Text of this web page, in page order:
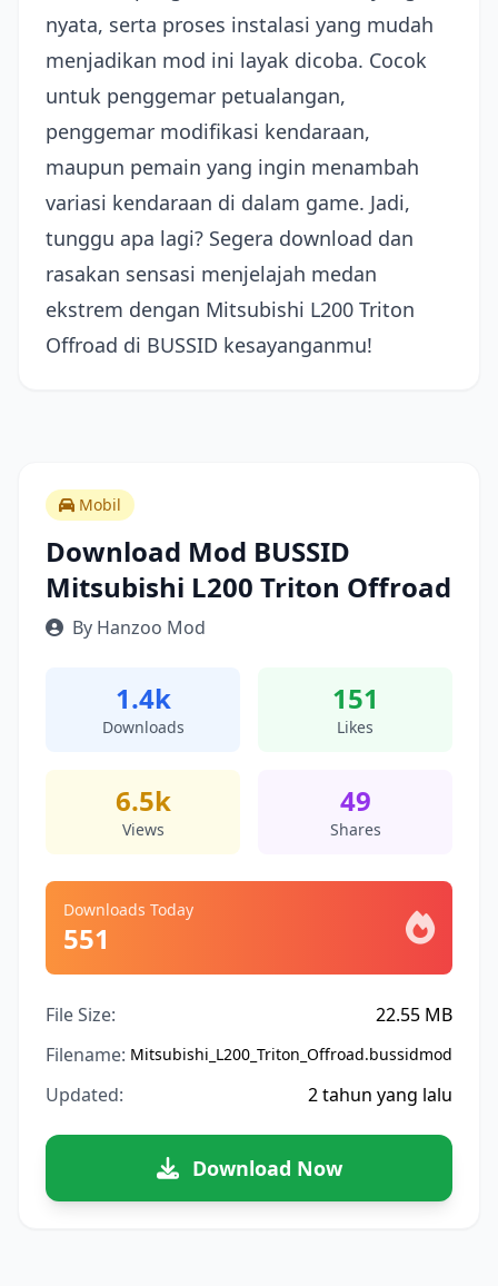
nyata, serta proses instalasi yang mudah
menjadikan mod ini layak dicoba. Cocok
untuk penggemar petualangan,
penggemar modifikasi kendaraan,
maupun pemain yang ingin menambah
variasi kendaraan di dalam game. Jadi,
tunggu apa lagi? Segera download dan
rasakan sensasi menjelajah medan
ekstrem dengan Mitsubishi L200 Triton
Offroad di BUSSID kesayanganmu!
Mobil
Download Mod BUSSID
Mitsubishi L200 Triton Offroad
By Hanzoo Mod
1.4k
Downloads
151
Likes
6.5k
Views
49
Shares
Downloads Today
551
File Size:
22.55 MB
Filename: Mitsubishi_L200_Triton_Offroad.bussidmod
Updated: 2 tahun yang lalu
Download Now